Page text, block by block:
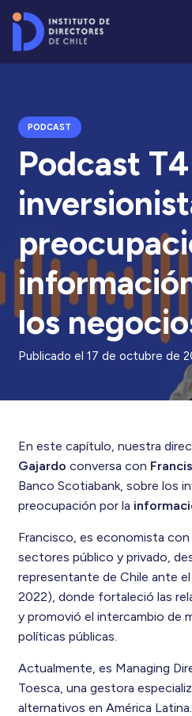
PODCAST
Podcast
los
Publicado el 17 de octubre de
En este capítulo, nuestra
Gajardo conversa con
Banco Scotiabank, sobre los
preocupación por la
Francisco, es economista con
sectores público y privado,
representante de Chile ante
2022), donde fortaleció las
y promovió el intercambio de
políticas públicas.
Actualmente, es Managing
Toesca, una gestora
alternativos en América